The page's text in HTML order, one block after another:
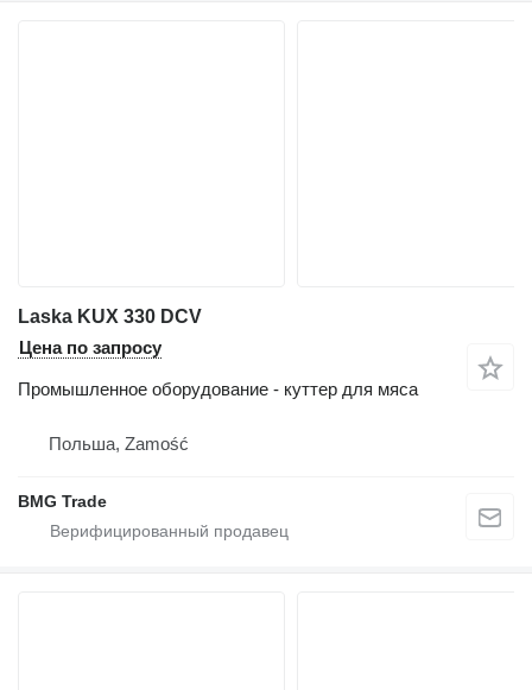
Laska KUX 330 DCV
Цена по запросу
Промышленное оборудование - куттер для мяса
Польша, Zamość
BMG Trade